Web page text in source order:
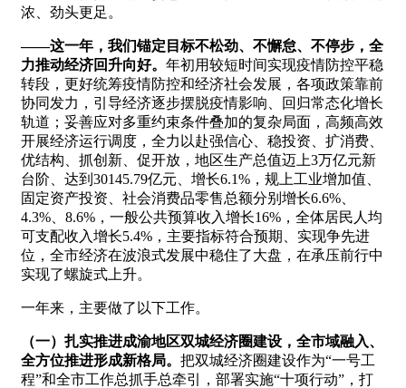
浓、劲头更足。
——这一年，我们锚定目标不松劲、不懈怠、不停步，全
力推动经济回升向好。 年初用较短时间实现疫情防控平稳
转段，更好统筹疫情防控和经济社会发展，各项政策靠前
协同发力，引导经济逐步摆脱疫情影响、回归常态化增长
轨道；妥善应对多重约束条件叠加的复杂局面，高频高效
开展经济运行调度，全力以赴强信心、稳投资、扩消费、
优结构、抓创新、促开放，地区生产总值迈上3万亿元新
台阶、达到30145.79亿元、增长6.1%，规上工业增加值、
固定资产投资、社会消费品零售总额分别增长6.6%、
4.3%、8.6%，一般公共预算收入增长16%，全体居民人均
可支配收入增长5.4%，主要指标符合预期、实现争先进
位，全市经济在波浪式发展中稳住了大盘，在承压前行中
实现了螺旋式上升。
一年来，主要做了以下工作。
（一）扎实推进成渝地区双城经济圈建设，全市域融入、
全方位推进形成新格局。 把双城经济圈建设作为“一号工
程”和全市工作总抓手总牵引，部署实施“十项行动”，打